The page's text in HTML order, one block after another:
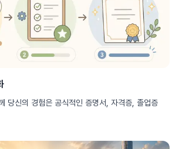
당신의 경험은 공식적인 증명서, 자격증, 졸업증